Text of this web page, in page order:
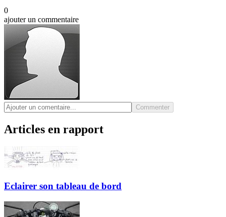
0
ajouter un commentaire
Commenter
Articles en rapport
Eclairer son tableau de bord